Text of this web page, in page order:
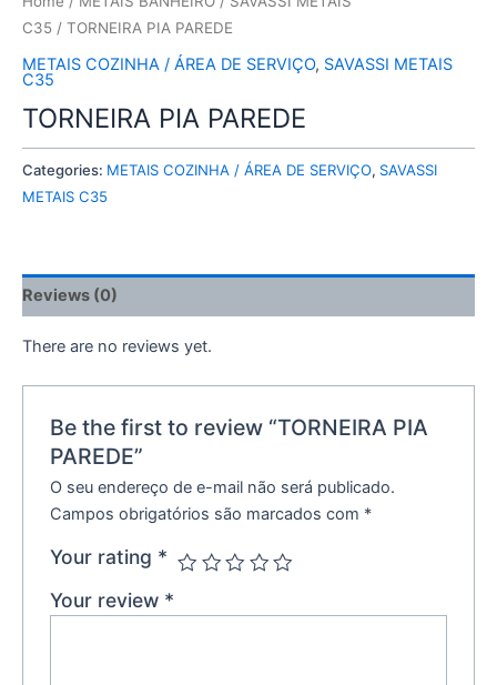
C35 / TORNEIRA PIA PAREDE
METAIS COZINHA / ÁREA DE SERVIÇO, SAVASSI METAIS
C35
TORNEIRA PIA PAREDE
Categories: METAIS COZINHA / ÁREA DE SERVIÇO, SAVASSI
METAIS C35
Reviews (0)
There are no reviews yet.
Be the first to review “TORNEIRA PIA
PAREDE”
O seu endereço de e-mail não será publicado.
Campos obrigatórios são marcados com *
Your rating *
Your review *